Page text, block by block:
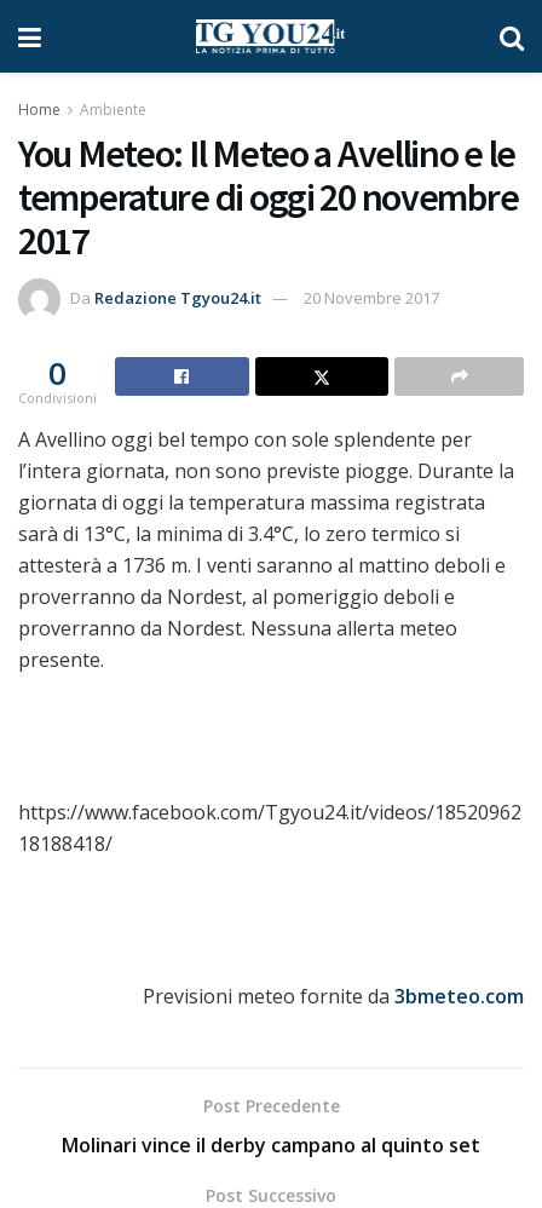
Home Ambiente
You Meteo: Il Meteo a Avellino e le
temperature di oggi 20 novembre
2017
Da Redazione Tgyou24.it 20 Novembre 2017
0
Condivisioni
A Avellino oggi bel tempo con sole splendente per
l’intera giornata, non sono previste piogge. Durante la
giornata di oggi la temperatura massima registrata
sarà di 13°C, la minima di 3.4°C, lo zero termico si
attesterà a 1736 m. I venti saranno al mattino deboli e
proverranno da Nordest, al pomeriggio deboli e
proverranno da Nordest. Nessuna allerta meteo
presente.
https://www.facebook.com/Tgyou24.it/videos/18520962
18188418/
Previsioni meteo fornite da 3bmeteo.com
Post Precedente
Molinari vince il derby campano al quinto set
Post Successivo